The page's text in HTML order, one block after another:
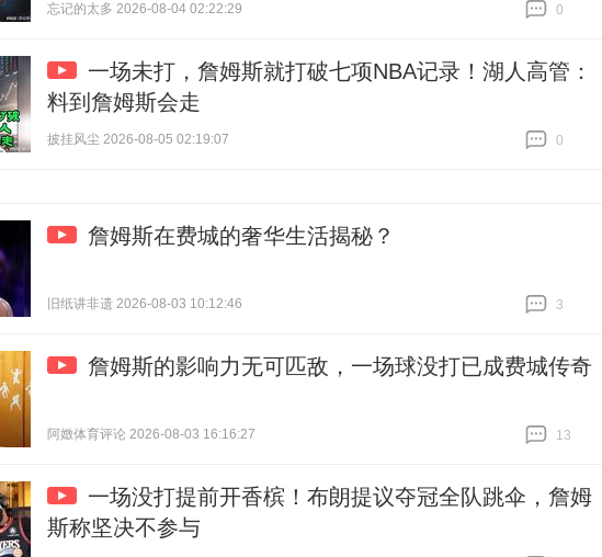
忘记的太多 2026-08-04 02:22:29
0
一场未打，詹姆斯就打破七项NBA记录！湖人高管：
料到詹姆斯会走
披挂风尘 2026-08-05 02:19:07
0
詹姆斯在费城的奢华生活揭秘？
旧纸讲非遗 2026-08-03 10:12:46
3
詹姆斯的影响力无可匹敌，一场球没打已成费城传奇
阿嬍体育评论 2026-08-03 16:16:27
13
一场没打提前开香槟！布朗提议夺冠全队跳伞，詹姆
斯称坚决不参与